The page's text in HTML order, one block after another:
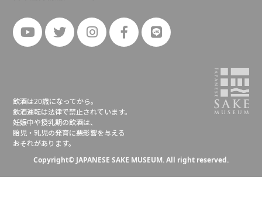
飲酒は20歳になってから。
飲酒運転は法律で禁止されています。
妊娠中や授乳期の飲酒は、
胎児・乳児の発育に悪影響を与える
おそれがあります。
Copyright© JAPANESE SAKE MUSEUM. All right reserved.